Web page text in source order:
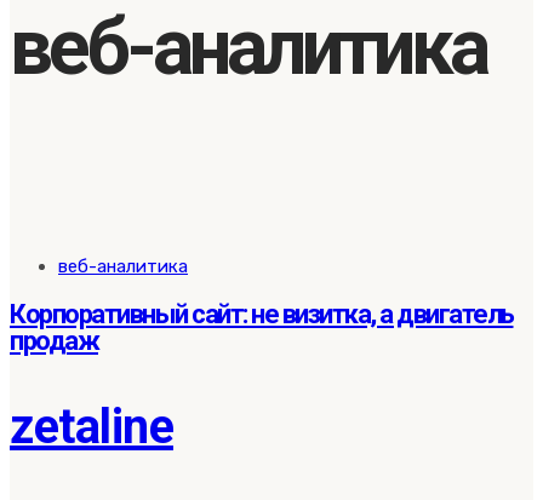
веб-аналитика
Tags веб-аналитика
Корпоративный сайт: не визитка, а двигатель
продаж
zetaline